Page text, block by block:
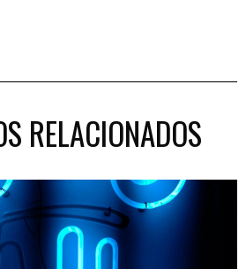
RELACIONADOS